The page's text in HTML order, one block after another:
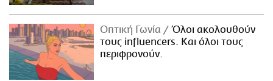
Οπτική Γωνία
Όλοι ακολουθούν
τους influencers. Και όλοι τους
περιφρονούν.